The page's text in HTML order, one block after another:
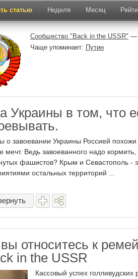
статью Неделя Месяц
Сообщество "Back in the USSR" —
Чаще упоминает: Путин
Украины в том, что
о завоевании Украины Россией
мечт. Ведь завоеванного надо
фашистов? Крым и Севастополь -
остальных территорий ...
вы относитесь к
in the USSR
Кассовый успех